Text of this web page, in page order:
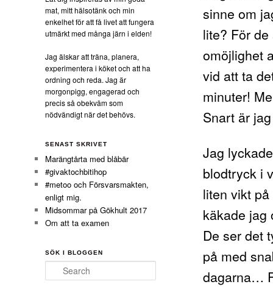
sinne om
lite? För
omöjlighet
vid att ta
minuter!
Snart är
Jag
blodtryck i
liten vikt
käkade jag
De ser det
på med
dagarna…
mat, mitt hälsotänk och min
enkelhet för att få livet att fungera
utmärkt med många järn i elden!
Jag älskar att träna, planera,
experimentera i köket och att ha
ordning och reda. Jag är
morgonpigg, engagerad och
precis så obekväm som
nödvändigt när det behövs.
SENAST SKRIVET
Marängtårta med blåbär
#givaktochbitihop
#metoo och Försvarsmakten,
enligt mig.
Midsommar på Gökhult 2017
Om att ta examen
SÖK I BLOGGEN
Search